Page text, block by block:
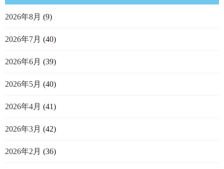
2026年8月 (9)
2026年7月 (40)
2026年6月 (39)
2026年5月 (40)
2026年4月 (41)
2026年3月 (42)
2026年2月 (36)